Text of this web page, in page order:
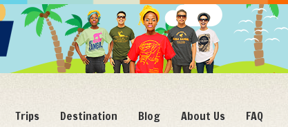
Trips Destination Blog About Us FAQ